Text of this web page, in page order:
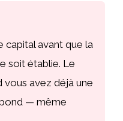
avant que la
soit établie. Le
vous avez déjà une
— même